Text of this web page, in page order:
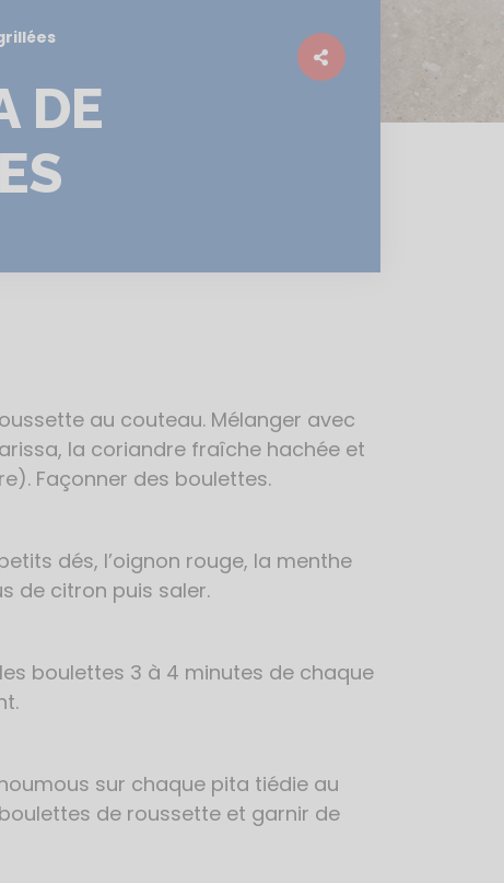
DE
au couteau. Mélanger avec
la coriandre fraîche hachée et
Façonner des boulettes.
dés, l’oignon rouge, la menthe
de citron puis saler.
boulettes 3 à 4 minutes de chaque
sur chaque pita tiédie au
de roussette et garnir de